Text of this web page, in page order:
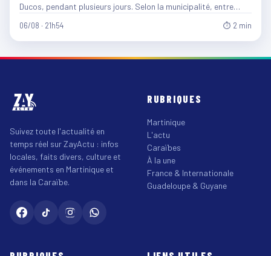
Ducos, pendant plusieurs jours. Selon la municipalité, entre…
06/08 · 21h54 ⏱ 2 min
Suivez toute l'actualité en
temps réel sur ZayActu : infos
locales, faits divers, culture et
événements en Martinique et
dans la Caraïbe.
RUBRIQUES
Martinique
L'actu
Caraïbes
À la une
France & Internationale
Guadeloupe & Guyane